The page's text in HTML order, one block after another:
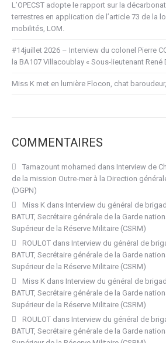
L’OPECST adopte le rapport sur la
terrestres en application de l’article 73 de la
mobilités, LOM.
#14juillet 2026 – Interview du colonel Pierre
la BA107 Villacoublay « Sous-lieutenant René
Miss K met en lumière Flocon, chat
COMMENTAIRES
Tamazount mohamed dans Interview de
de la mission Outre-mer à la Direction
(DGPN)
Miss K dans Interview du général de
BATUT, Secrétaire générale de la Garde
Supérieur de la Réserve Militaire (CSRM)
ROULOT dans Interview du général de
BATUT, Secrétaire générale de la Garde
Supérieur de la Réserve Militaire (CSRM)
Miss K dans Interview du général de
BATUT, Secrétaire générale de la Garde
Supérieur de la Réserve Militaire (CSRM)
ROULOT dans Interview du général de
BATUT, Secrétaire générale de la Garde